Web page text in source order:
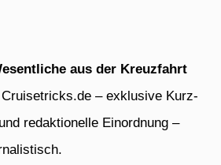
aus der Kreuzfahrt
– exklusive Kurz-
redaktionelle Einordnung –